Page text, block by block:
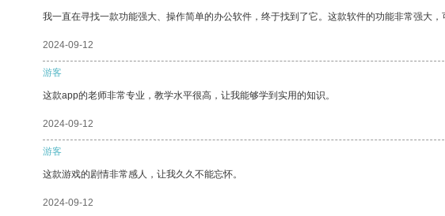
我一直在寻找一款功能强大、操作简单的办公软件，终于找到了它。这款软件的功能非常强大
2024-09-12
游客
这款app的老师非常专业，教学水平很高，让我能够学到实用的知识。
2024-09-12
游客
这款游戏的剧情非常感人，让我久久不能忘怀。
2024-09-12